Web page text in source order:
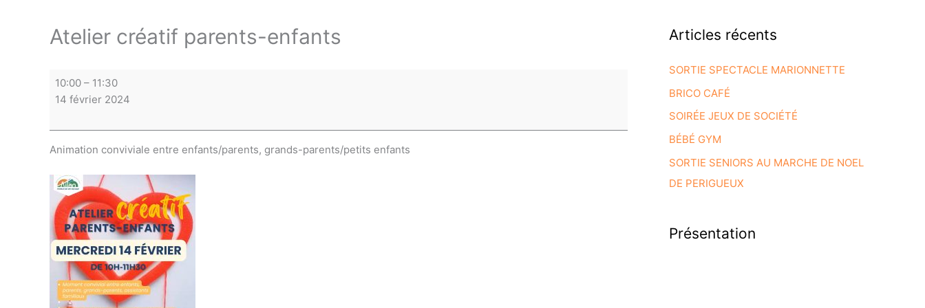
Atelier créatif parents-enfants
Atelier
créatif
enfants
10:00 – 11:30
14 février 2024
Animation conviviale entre enfants/parents, grands-parents/petits enfants
Articles récents
SORTIE SPECTACLE MARIONNETTE
BRICO CAFÉ
SOIRÉE JEUX DE SOCIÉTÉ
BÉBÉ GYM
SORTIE SENIORS AU MARCHE DE NOEL
DE PERIGUEUX
Présentation